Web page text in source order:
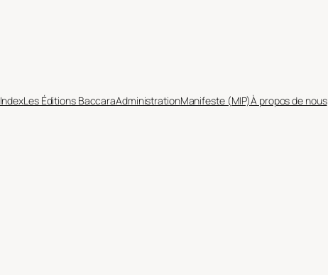
IndexLes Éditions BaccaraAdministrationManifeste (MIP)À propos de nous